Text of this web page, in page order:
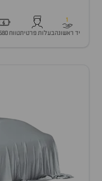
1
יד ראשונהבעלות פרטיתטווח 580 ק״מ